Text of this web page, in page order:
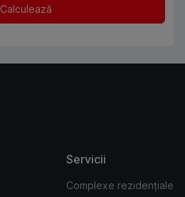
Calculează
Servicii
Complexe rezidențiale